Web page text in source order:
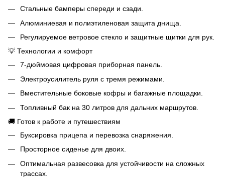
Стальные бамперы спереди и сзади.
Алюминиевая и полиэтиленовая защита днища.
Регулируемое ветровое стекло и защитные щитки для рук.
💡 Технологии и комфорт
7‑дюймовая цифровая приборная панель.
Электроусилитель руля с тремя режимами.
Вместительные боковые кофры и багажные площадки.
Топливный бак на 30 литров для дальних маршрутов.
🚚 Готов к работе и путешествиям
Буксировка прицепа и перевозка снаряжения.
Просторное сиденье для двоих.
Оптимальная развесовка для устойчивости на сложных
трассах.